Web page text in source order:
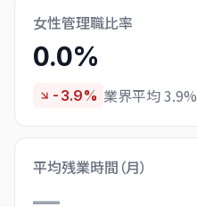
女性管理職比率
0.0%
-3.9% 業界平均 3.9%
平均残業時間（月）